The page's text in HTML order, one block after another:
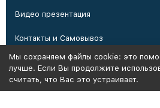
Видео презентация
Контакты и Самовывоз
Производство
Мы сохраняем файлы cookie: это
лучше. Если Вы продолжите
считать, что Вас это устраивает.